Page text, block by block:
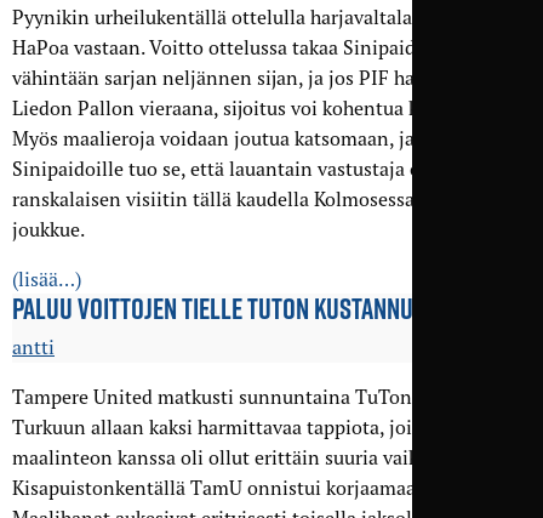
Pyynikin urheilukentällä ottelulla harjavaltalaista FC
HaPoa vastaan. Voitto ottelussa takaa Sinipaidoille
vähintään sarjan neljännen sijan, ja jos PIF haksahtaa
Liedon Pallon vieraana, sijoitus voi kohentua kolmanneksi.
Myös maalieroja voidaan joutua katsomaan, ja siinä edun
Sinipaidoille tuo se, että lauantain vastustaja on
ranskalaisen visiitin tällä kaudella Kolmosessa tehnyt
joukkue.
(lisää…)
PALUU VOITTOJEN TIELLE TUTON KUSTANNUKSELLA
antti
Tampere United matkusti sunnuntaina TuTon vieraaksi
Turkuun allaan kaksi harmittavaa tappiota, joissa
maalinteon kanssa oli ollut erittäin suuria vaikeuksia.
Kisapuistonkentällä TamU onnistui korjaamaan tilanteen.